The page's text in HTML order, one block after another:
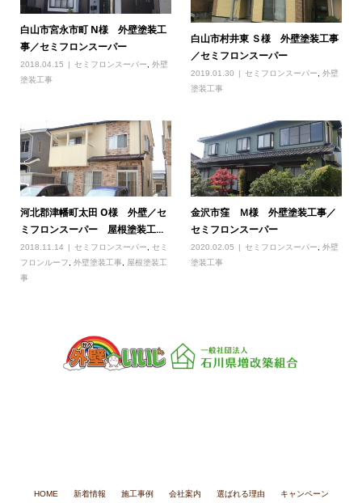
白山市宮永市町 N様 外壁塗装工
事／セミフロンスーパー
2018.04.15 セミフロンスーパー
外壁
塗装工事
白山市村井東 Ｓ様 外壁塗装工事
／セミフロンスーパー
2019.01.30 セミフロンスーパー,外壁
塗装工事
河北郡津幡町太田 O様 外壁／セ
ミフロンスーパー 屋根塗装工...
2018.11.14 セミフロンスーパー
セミ
フロンルーフ
外壁塗装工事,
屋根塗装工
事
金沢市窪 Ｍ様 外壁塗装工事／
セミフロンスーパー
2020.02.05 セミフロンスーパー ,外壁
塗装工事
HOME 新着情報 施工事例 会社案内 選ばれる理由 キャンペーン